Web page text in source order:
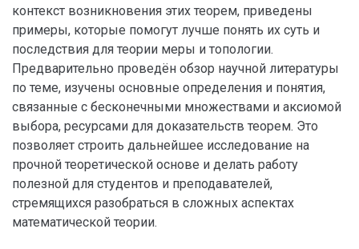
контекст возникновения этих теорем, приведены
примеры, которые помогут лучше понять их суть и
последствия для теории меры и топологии.
Предварительно проведён обзор научной литературы
по теме, изучены основные определения и понятия,
связанные с бесконечными множествами и аксиомой
выбора, ресурсами для доказательств теорем. Это
позволяет строить дальнейшее исследование на
прочной теоретической основе и делать работу
полезной для студентов и преподавателей,
стремящихся разобраться в сложных аспектах
математической теории.